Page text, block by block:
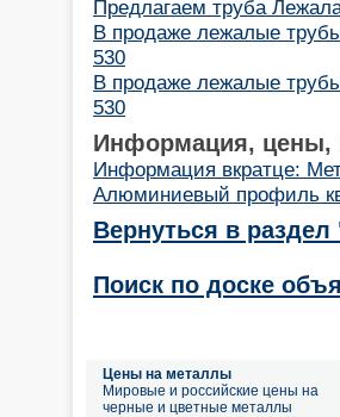
Предлагаем труба
В продаже лежалые
530
В продаже лежалые
530
Информация, цены,
Информация вкратце:
Алюминиевый профиль
Вернуться в
Поиск по доске
Цены на металлы
Мировые и российские цены на
черные и цветные металлы